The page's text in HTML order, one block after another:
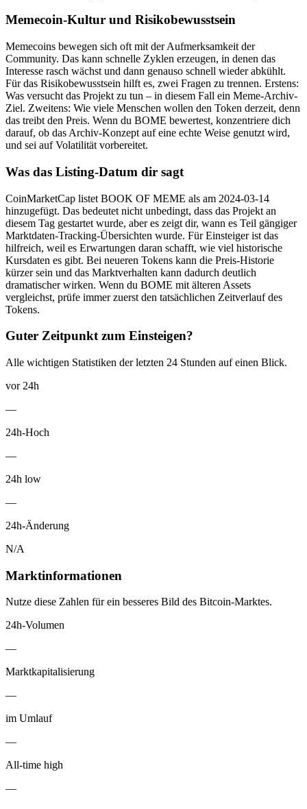
Memecoin-Kultur und Risikobewusstsein
Memecoins bewegen sich oft mit der Aufmerksamkeit der
Community. Das kann schnelle Zyklen erzeugen, in denen das
Interesse rasch wächst und dann genauso schnell wieder abkühlt.
Für das Risikobewusstsein hilft es, zwei Fragen zu trennen. Erstens:
Was versucht das Projekt zu tun – in diesem Fall ein Meme-Archiv-
Ziel. Zweitens: Wie viele Menschen wollen den Token derzeit, denn
das treibt den Preis. Wenn du BOME bewertest, konzentriere dich
darauf, ob das Archiv-Konzept auf eine echte Weise genutzt wird,
und sei auf Volatilität vorbereitet.
Was das Listing-Datum dir sagt
CoinMarketCap listet BOOK OF MEME als am 2024-03-14
hinzugefügt. Das bedeutet nicht unbedingt, dass das Projekt an
diesem Tag gestartet wurde, aber es zeigt dir, wann es Teil gängiger
Marktdaten-Tracking-Übersichten wurde. Für Einsteiger ist das
hilfreich, weil es Erwartungen daran schafft, wie viel historische
Kursdaten es gibt. Bei neueren Tokens kann die Preis-Historie
kürzer sein und das Marktverhalten kann dadurch deutlich
dramatischer wirken. Wenn du BOME mit älteren Assets
vergleichst, prüfe immer zuerst den tatsächlichen Zeitverlauf des
Tokens.
Guter Zeitpunkt zum Einsteigen?
Alle wichtigen Statistiken der letzten 24 Stunden auf einen Blick.
vor 24h
—
24h-Hoch
—
24h low
—
24h-Änderung
N/A
Marktinformationen
Nutze diese Zahlen für ein besseres Bild des Bitcoin-Marktes.
24h-Volumen
—
Marktkapitalisierung
—
im Umlauf
—
All-time high
—